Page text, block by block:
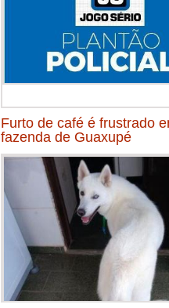
Furto de café é frustrado
fazenda de Guaxupé